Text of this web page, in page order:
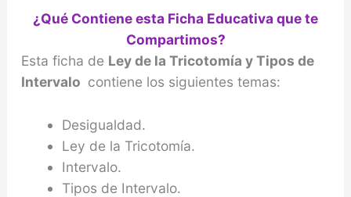
¿Qué Contiene esta Ficha Educativa que te
Compartimos?
Esta ficha de Ley de la Tricotomía y Tipos de
Intervalo contiene los siguientes temas:
Desigualdad.
Ley de la Tricotomía.
Intervalo.
Tipos de Intervalo.